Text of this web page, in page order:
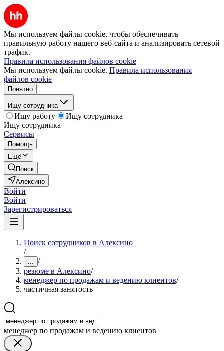
Мы используем файлы cookie, чтобы обеспечивать
правильную работу нашего веб-сайта и анализировать сетевой
трафик.
Правила использования файлов cookie
Мы используем файлы cookie. Правила использования
файлов cookie
Понятно
Ищу сотрудника
Ищу работу
Ищу сотрудника
Ищу сотрудника
Сервисы
Помощь
Ещё
Поиск
Алексино
Войти
Войти
Зарегистрироваться
Поиск сотрудников в Алексино
/
... /
резюме в Алексино/
менеджер по продажам и ведению клиентов/
частичная занятость
менеджер по продажам и ведению клиентов